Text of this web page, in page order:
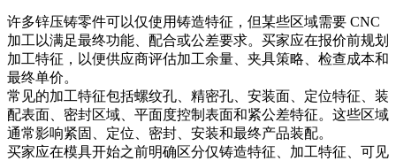
许多锌压铸零件可以仅使用铸造特征，但某些区域需要 CNC
加工以满足最终功能、配合或公差要求。买家应在报价前规划
加工特征，以便供应商评估加工余量、夹具策略、检查成本和
最终单价。
常见的加工特征包括螺纹孔、精密孔、安装面、定位特征、装
配表面、密封区域、平面度控制表面和紧公差特征。这些区域
通常影响紧固、定位、密封、安装和最终产品装配。
买家应在模具开始之前明确区分仅铸造特征、加工特征、可见